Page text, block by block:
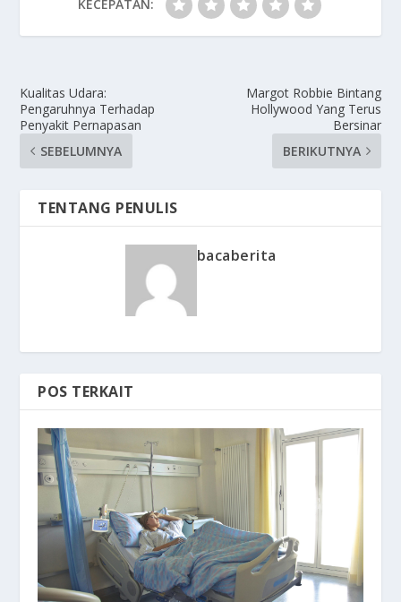
KECEPATAN:
Kualitas Udara:
Pengaruhnya Terhadap
Penyakit Pernapasan
SEBELUMNYA
Margot Robbie Bintang
Hollywood Yang Terus
Bersinar
BERIKUTNYA
TENTANG PENULIS
bacaberita
POS TERKAIT